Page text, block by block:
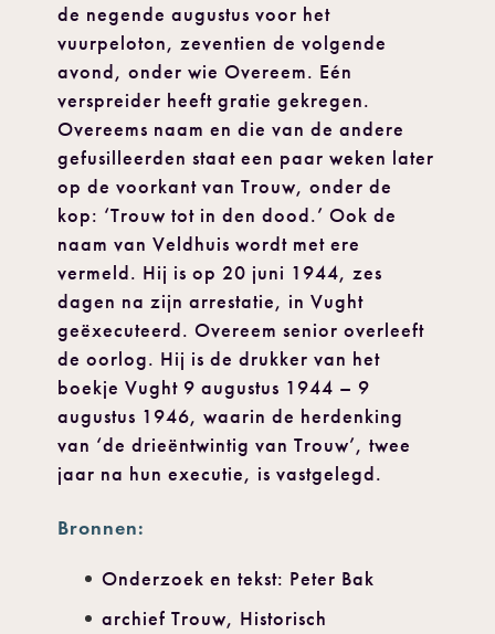
de negende augustus voor het
vuurpeloton, zeventien de volgende
avond, onder wie Overeem. Eén
verspreider heeft gratie gekregen.
Overeems naam en die van de andere
gefusilleerden staat een paar weken later
op de voorkant van Trouw, onder de
kop: ‘Trouw tot in den dood.’ Ook de
naam van Veldhuis wordt met ere
vermeld. Hij is op 20 juni 1944, zes
dagen na zijn arrestatie, in Vught
geëxecuteerd. Overeem senior overleeft
de oorlog. Hij is de drukker van het
boekje Vught 9 augustus 1944 – 9
augustus 1946, waarin de herdenking
van ‘de drieëntwintig van Trouw’, twee
jaar na hun executie, is vastgelegd.
Bronnen:
Onderzoek en tekst: Peter Bak
archief Trouw, Historisch